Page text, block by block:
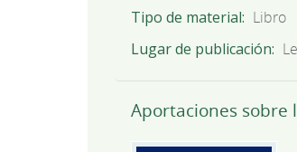
Tipo de material
Libro
Lugar de publicación
Aportaciones sobre